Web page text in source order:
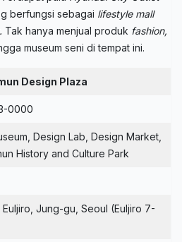
berfungsi sebagai lifestyle mall
Tak hanya menjual produk fashion,
museum seni di tempat ini.
Design Plaza
0000
Design Lab, Design Market,
History and Culture Park
Jung-gu, Seoul (Euljiro 7-